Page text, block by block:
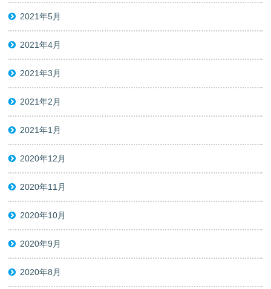
2021年5月
2021年4月
2021年3月
2021年2月
2021年1月
2020年12月
2020年11月
2020年10月
2020年9月
2020年8月